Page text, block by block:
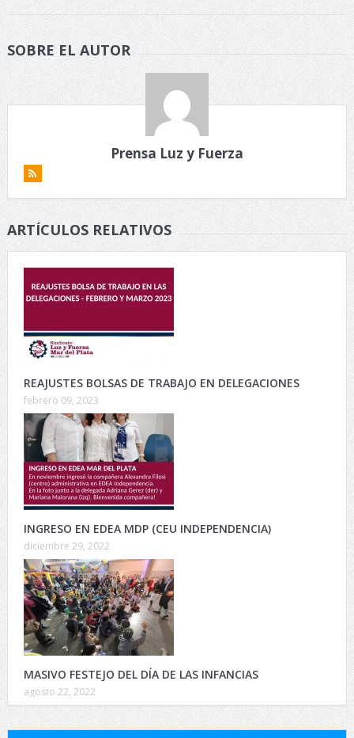
SOBRE EL AUTOR
Prensa Luz y Fuerza
ARTÍCULOS RELATIVOS
REAJUSTES BOLSAS DE TRABAJO EN DELEGACIONES
febrero 09, 2023
INGRESO EN EDEA MDP (CEU INDEPENDENCIA)
diciembre 29, 2022
MASIVO FESTEJO DEL DÍA DE LAS INFANCIAS
agosto 22, 2022